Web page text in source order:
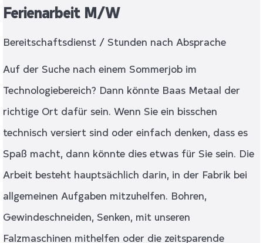
Ferienarbeit M/W
Bereitschaftsdienst / Stunden nach Absprache
Auf der Suche nach einem Sommerjob im
Technologiebereich? Dann könnte Baas Metaal der
richtige Ort dafür sein. Wenn Sie ein bisschen
technisch versiert sind oder einfach denken, dass es
Spaß macht, dann könnte dies etwas für Sie sein. Die
Arbeit besteht hauptsächlich darin, in der Fabrik bei
allgemeinen Aufgaben mitzuhelfen. Bohren,
Gewindeschneiden, Senken, mit unseren
Falzmaschinen mithelfen oder die zeitsparende